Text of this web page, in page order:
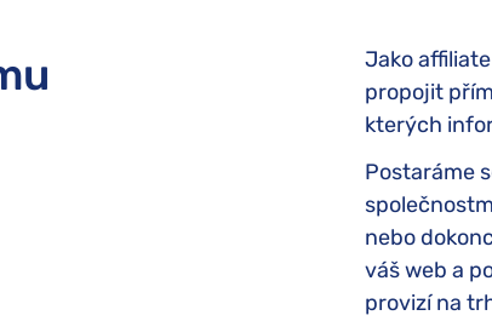
Jako
propojit
kterých
Postaráme
nebo
váš web a
provizí na